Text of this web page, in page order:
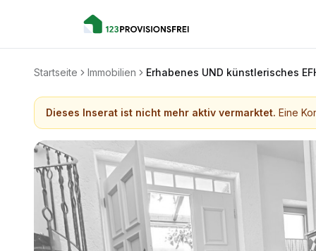
Startseite Immobilien Erhabenes UND künstlerisches
Dieses Inserat ist nicht mehr aktiv vermarktet. Eine